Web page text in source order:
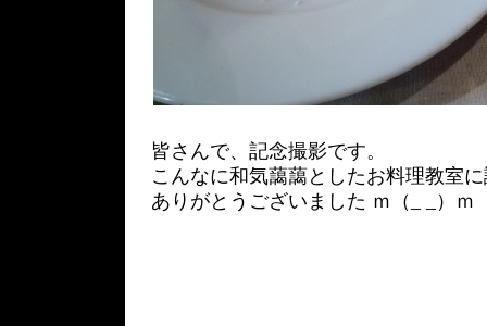
皆さんで、記念撮影です。
こんなに和気藹藹としたお料理教室
ありがとうございました ｍ（_ _）ｍ